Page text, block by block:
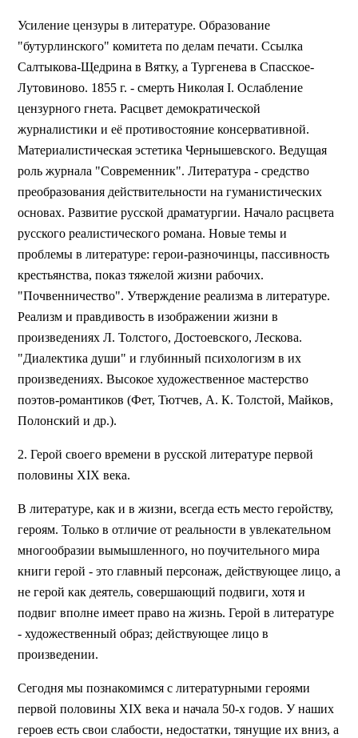
Усиление цензуры в литературе. Образование
"бутурлинского" комитета по делам печати. Ссылка
Салтыкова-Щедрина в Вятку, а Тургенева в Спасское-
Лутовиново. 1855 г. - смерть Николая I. Ослабление
цензурного гнета. Расцвет демократической
журналистики и её противостояние консервативной.
Материалистическая эстетика Чернышевского. Ведущая
роль журнала "Современник". Литература - средство
преобразования действительности на гуманистических
основах. Развитие русской драматургии. Начало расцвета
русского реалистического романа. Новые темы и
проблемы в литературе: герои-разночинцы, пассивность
крестьянства, показ тяжелой жизни рабочих.
"Почвенничество". Утверждение реализма в литературе.
Реализм и правдивость в изображении жизни в
произведениях Л. Толстого, Достоевского, Лескова.
"Диалектика души" и глубинный психологизм в их
произведениях. Высокое художественное мастерство
поэтов-романтиков (Фет, Тютчев, А. К. Толстой, Майков,
Полонский и др.).
2. Герой своего времени в русской литературе первой
половины XIX века.
В литературе, как и в жизни, всегда есть место геройству,
героям. Только в отличие от реальности в увлекательном
многообразии вымышленного, но поучительного мира
книги герой - это главный персонаж, действующее лицо, а
не герой как деятель, совершающий подвиги, хотя и
подвиг вполне имеет право на жизнь. Герой в литературе
- художественный образ; действующее лицо в
произведении.
Сегодня мы познакомимся с литературными героями
первой половины XIX века и начала 50-х годов. У наших
героев есть свои слабости, недостатки, тянущие их вниз, а